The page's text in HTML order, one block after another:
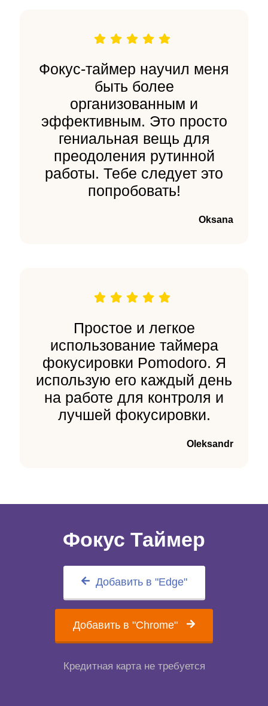
Фокус-таймер научил меня
быть более
организованным и
эффективным. Это просто
гениальная вещь для
преодоления рутинной
работы. Тебе следует это
попробовать!
Oksana
Простое и легкое
использование таймера
фокусировки Pomodoro. Я
использую его каждый день
на работе для контроля и
лучшей фокусировки.
Oleksandr
Фокус Таймер
Добавить в "Edge"
Добавить в "Chrome"
Кредитная карта не требуется